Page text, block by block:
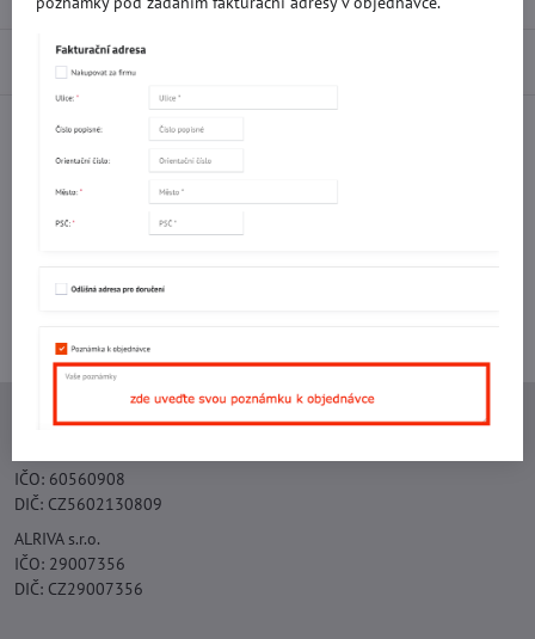
Diskuse 0
FacebookTwitterBlueskyPinterest
Potřebujete poradit s objednávkou?
Ing. Vojtěch Lečbych - IVL
IČO: 60560908
DIČ: CZ5602130809
ALRIVA s.r.o.
IČO: 29007356
DIČ: CZ29007356